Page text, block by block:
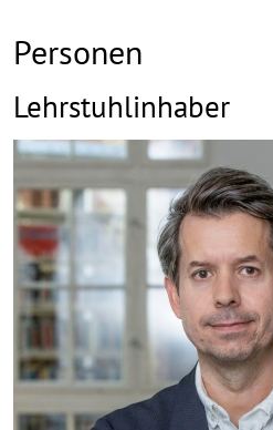
Personen
Lehrstuhlinhaber